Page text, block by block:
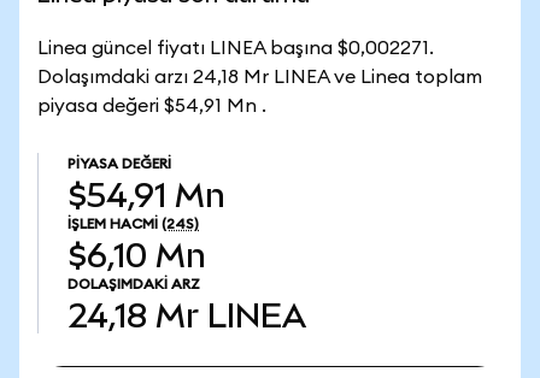
Linea güncel fiyatı LINEA başına $0,002271.
Dolaşımdaki arzı 24,18 Mr LINEA ve Linea toplam
piyasa değeri $54,91 Mn .
PIYASA DEĞERI
$54,91 Mn
İŞLEM HACMI (24S)
$6,10 Mn
DOLAŞIMDAKI ARZ
24,18 Mr LINEA